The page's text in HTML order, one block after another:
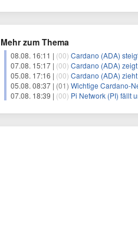
Mehr zum Thema
08.08. 16:11 | (00) Cardano (ADA)
07.08. 15:17 | (00) Cardano (ADA)
05.08. 17:16 | (00) Cardano (ADA)
05.08. 08:37 | (01) Wichtige Cardano-
07.08. 18:39 | (00) Pi Network (PI) fällt